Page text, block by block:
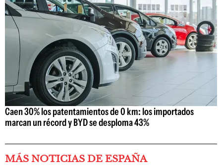
Caen 30% los patentamientos de 0 km: los importados
marcan un récord y BYD se desploma 43%
MÁS NOTICIAS DE ESPAÑA